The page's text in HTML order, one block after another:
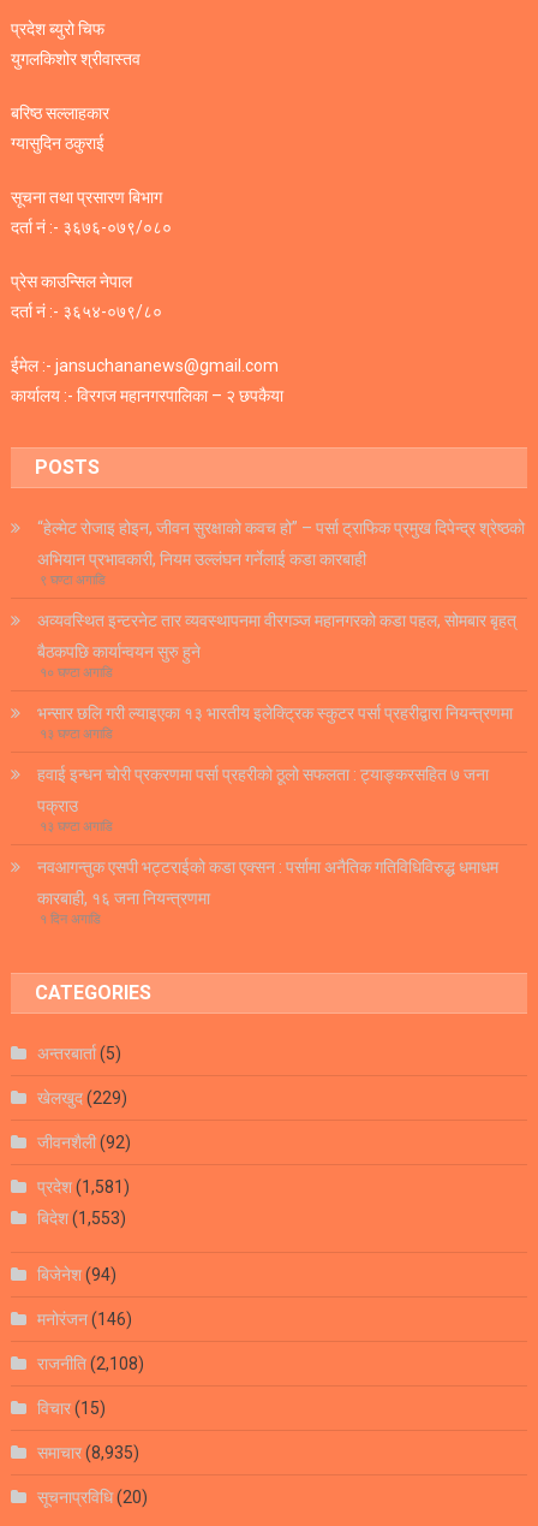
प्रदेश ब्युरो चिफ
युगलकिशोर श्रीवास्तव
बरिष्ठ सल्लाहकार
ग्यासुदिन ठकुराई
सूचना तथा प्रसारण बिभाग
दर्ता नं :- ३६७६-०७९/०८०
प्रेस काउन्सिल नेपाल
दर्ता नं :- ३६५४-०७९/८०
ईमेल :- jansuchananews@gmail.com
कार्यालय :- विरगज महानगरपालिका – २ छपकैया
POSTS
“हेल्मेट रोजाइ होइन, जीवन सुरक्षाको कवच हो” – पर्सा ट्राफिक प्रमुख दिपेन्द्र श्रेष्ठको
अभियान प्रभावकारी, नियम उल्लंघन गर्नेलाई कडा कारबाही
९ घण्टा अगाडि
अव्यवस्थित इन्टरनेट तार व्यवस्थापनमा वीरगञ्ज महानगरको कडा पहल, सोमबार बृहत्
बैठकपछि कार्यान्वयन सुरु हुने
१० घण्टा अगाडि
भन्सार छलि गरी ल्याइएका १३ भारतीय इलेक्ट्रिक स्कुटर पर्सा प्रहरीद्वारा नियन्त्रणमा
१३ घण्टा अगाडि
हवाई इन्धन चोरी प्रकरणमा पर्सा प्रहरीको ठूलो सफलता : ट्याङ्करसहित ७ जना
पक्राउ
१३ घण्टा अगाडि
नवआगन्तुक एसपी भट्टराईको कडा एक्सन : पर्सामा अनैतिक गतिविधिविरुद्ध धमाधम
कारबाही, १६ जना नियन्त्रणमा
१ दिन अगाडि
CATEGORIES
अन्तरबार्ता(5)
खेलखुद(229)
जीवनशैली(92)
प्रदेश(1,581)
बिदेश(1,553)
बिजेनेश(94)
मनोरंजन(146)
राजनीति(2,108)
विचार(15)
समाचार(8,935)
सूचनाप्रविधि(20)